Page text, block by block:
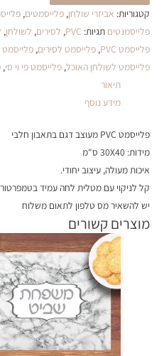
קטגוריות: אביזרי שולחן, פלייסמטים,
פלייסמנטים תגיות: PVC
, לסירים, לשולחן,
פלייסמט PVC
, פלייסמט לסירים, פלייסמט
פלייסמט לשולחן האוכל, פלייסמט פי וי סי,
תיאור
מידע נוסף
פלייסמט PVC מעוצב דגם בתאבון חלבי
מידות: 30X40 ס"מ
איכות מעולה, עיצוב יחודי.
קל לניקוי עם מטלית לחה עמיד
יש להשאיר מס טלפון לתאום משלוח
מוצרים קשורים